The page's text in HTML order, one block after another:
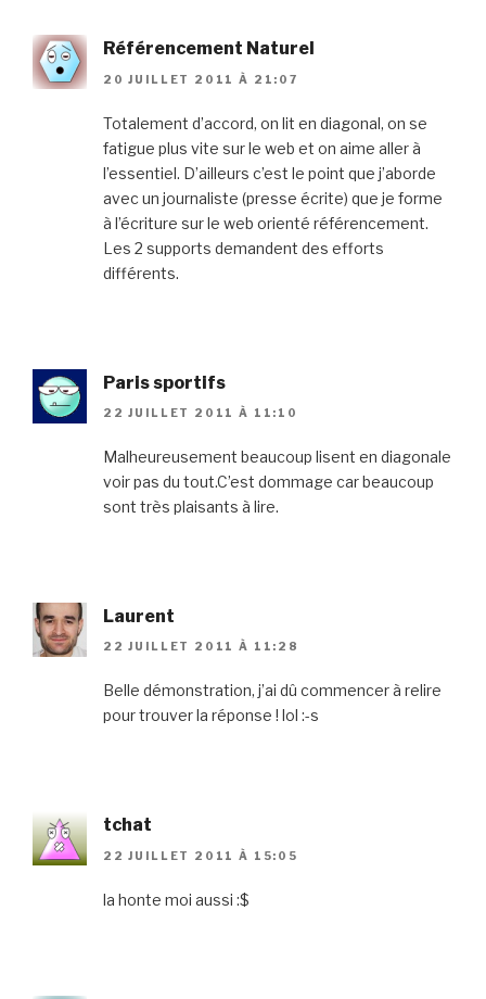
Référencement Naturel
20 JUILLET 2011 À 21:07
Totalement d’accord, on lit en diagonal, on se
fatigue plus vite sur le web et on aime aller à
l’essentiel. D’ailleurs c’est le point que j’aborde
avec un journaliste (presse écrite) que je forme
à l’écriture sur le web orienté référencement.
Les 2 supports demandent des efforts
différents.
Paris sportifs
22 JUILLET 2011 À 11:10
Malheureusement beaucoup lisent en diagonale
voir pas du tout.C’est dommage car beaucoup
sont très plaisants à lire.
Laurent
22 JUILLET 2011 À 11:28
Belle démonstration, j’ai dû commencer à relire
pour trouver la réponse ! lol :-s
tchat
22 JUILLET 2011 À 15:05
la honte moi aussi :$